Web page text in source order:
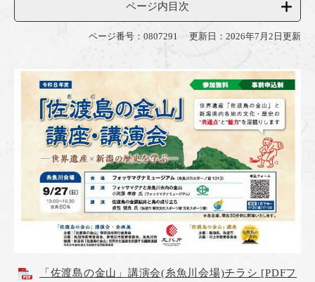
ページ内目次
ページ番号：0807291 更新日：2026年7月2日更新
「佐渡島の金山」講演会(糸魚川会場)チラシ [PDFフ